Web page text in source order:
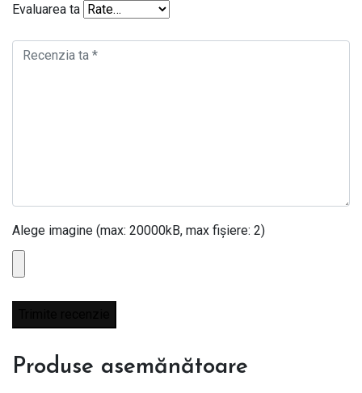
Evaluarea ta
Alege imagine (max: 20000kB, max fișiere: 2)
Produse asemănătoare